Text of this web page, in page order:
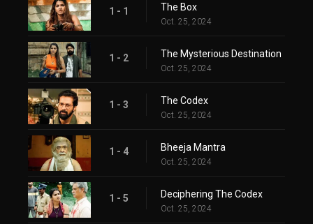
1 - 1 The Box
Oct. 25, 2024
1 - 2 The Mysterious Destination
Oct. 25, 2024
1 - 3 The Codex
Oct. 25, 2024
1 - 4 Bheeja Mantra
Oct. 25, 2024
1 - 5 Deciphering The Codex
Oct. 25, 2024